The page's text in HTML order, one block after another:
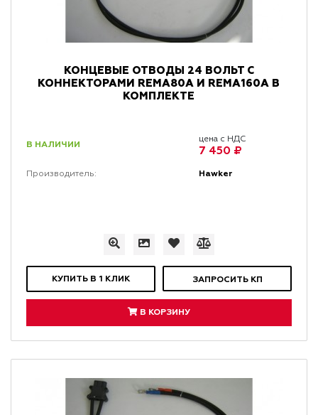
КОНЦЕВЫЕ ОТВОДЫ 24 ВОЛЬТ С
КОННЕКТОРАМИ REMA80A И REMA160A В
КОМПЛЕКТЕ
В НАЛИЧИИ
цена с НДС
7 450 ₽
Производитель: Hawker
КУПИТЬ В 1 КЛИК ЗАПРОСИТЬ КП
В КОРЗИНУ